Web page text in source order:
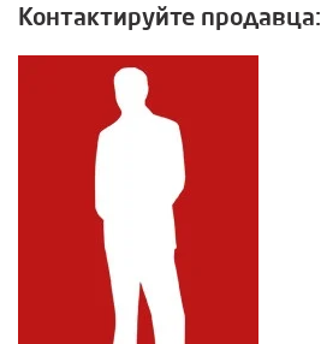
Контактируйте продавца: